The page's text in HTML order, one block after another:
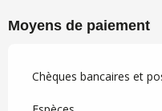
Moyens de paiement
Chèques bancaires et